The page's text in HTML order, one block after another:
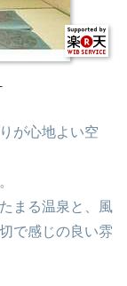
が心地よい空
まる温泉と、風
で感じの良い雰